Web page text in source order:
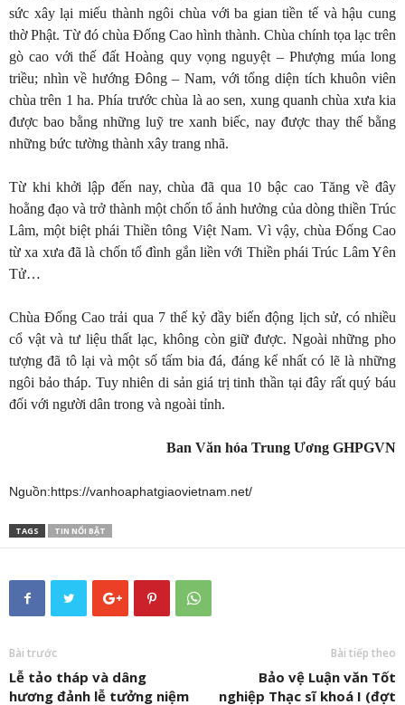
sức xây lại miếu thành ngôi chùa với ba gian tiền tế và hậu cung
thờ Phật. Từ đó chùa Đống Cao hình thành. Chùa chính tọa lạc trên
gò cao với thế đất Hoàng quy vọng nguyệt – Phượng múa long
triều; nhìn về hướng Đông – Nam, với tổng diện tích khuôn viên
chùa trên 1 ha. Phía trước chùa là ao sen, xung quanh chùa xưa kia
được bao bằng những luỹ tre xanh biếc, nay được thay thế bằng
những bức tường thành xây trang nhã.
Từ khi khởi lập đến nay, chùa đã qua 10 bậc cao Tăng về đây
hoằng đạo và trở thành một chốn tổ ảnh hưởng của dòng thiền Trúc
Lâm, một biệt phái Thiền tông Việt Nam. Vì vậy, chùa Đống Cao
từ xa xưa đã là chốn tổ đình gắn liền với Thiền phái Trúc Lâm Yên
Tử…
Chùa Đống Cao trải qua 7 thế kỷ đầy biến động lịch sử, có nhiều
cổ vật và tư liệu thất lạc, không còn giữ được. Ngoài những pho
tượng đã tô lại và một số tấm bia đá, đáng kể nhất có lẽ là những
ngôi bảo tháp. Tuy nhiên di sản giá trị tinh thần tại đây rất quý báu
đối với người dân trong và ngoài tỉnh.
Ban Văn hóa Trung Ương GHPGVN
Nguồn:https://vanhoaphatgiaovietnam.net/
TAGS TIN NỔI BẬT
Bài trước
Lễ tảo tháp và dâng
hương đảnh lễ tưởng niệm
Bài tiếp theo
Bảo vệ Luận văn Tốt
nghiệp Thạc sĩ khoá I (đợt